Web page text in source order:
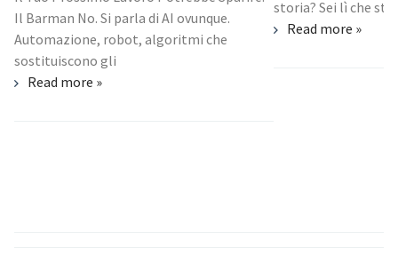
Il Barman No. Si parla di AI ovunque.
Automazione, robot, algoritmi che
sostituiscono gli
Read more »
storia? Sei lì che
Read more »